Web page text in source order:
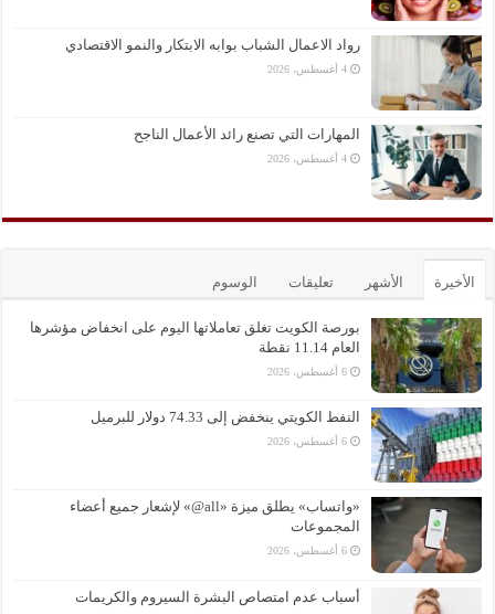
رواد الاعمال الشباب بوابه الابتكار والنمو الاقتصادي
4 أغسطس، 2026
المهارات التي تصنع رائد الأعمال الناجح
4 أغسطس، 2026
الأخيرة الأشهر تعليقات الوسوم
بورصة الكويت تغلق تعاملاتها اليوم على انخفاض مؤشرها
العام 11.14 نقطة
6 أغسطس، 2026
النفط الكويتي ينخفض إلى 74.33 دولار للبرميل
6 أغسطس، 2026
«واتساب» يطلق ميزة «all@» لإشعار جميع أعضاء
المجموعات
6 أغسطس، 2026
أسباب عدم امتصاص البشرة السيروم والكريمات